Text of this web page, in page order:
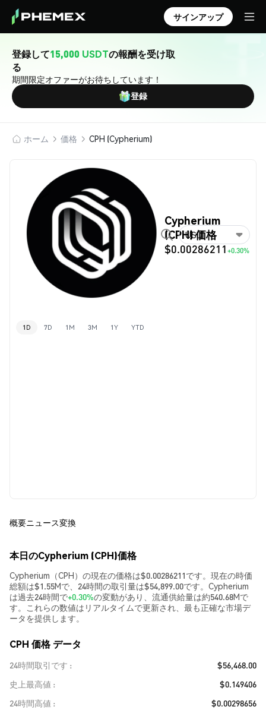
サインアップ
登録して15,000 USDTの報酬を受け取
る
期間限定オファーがお待ちしています！
登録
ホーム 価格 CPH (Cypherium)
Cypherium
(CPH) 価格
$0.00286211+0.30%
USD
1D 7D 1M 3M 1Y YTD
概要ニュース変換
本日のCypherium (CPH)価格
Cypherium（CPH）の現在の価格は$0.00286211です。現在の時価
総額は$1.55Mで、24時間の取引量は$54,899.00です。Cypherium
は過去24時間で+0.30%の変動があり、流通供給量は約540.68Mで
す。これらの数値はリアルタイムで更新され、最も正確な市場デ
ータを提供します。
CPH 価格 データ
24時間取引です
$56,468.00
史上最高値
$0.149406
24時間高値
$0.00298656